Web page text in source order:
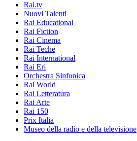
Rai.tv
Nuovi Talenti
Rai Educational
Rai Fiction
Rai Cinema
Rai Teche
Rai International
Rai Eri
Orchestra Sinfonica
Rai World
Rai Letteratura
Rai Arte
Rai 150
Prix Italia
Museo della radio e della televisione